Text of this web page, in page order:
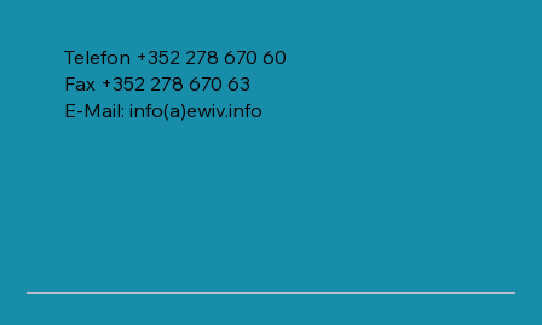
Telefon +352 278 670 60
Fax +352 278 670 63
E-Mail: info(a)ewiv.info